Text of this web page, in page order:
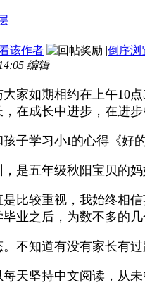
该作者 |倒序浏
编辑
家如期相约在上午10
在成长中进步，在进
子学习小I的心得《好
是五年级秋阳宝贝的妈
比较重视，我始终相
业之后，为数不多的几
不知道有没有家长有
天坚持中文阅读，从